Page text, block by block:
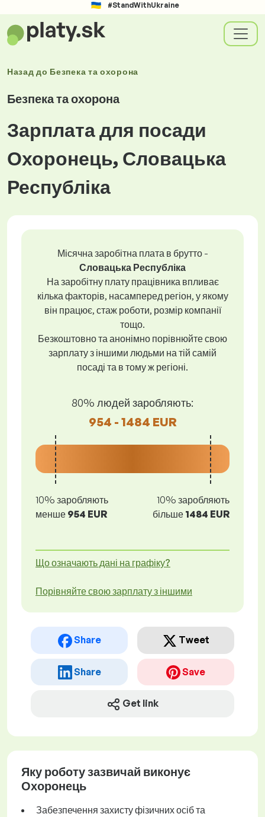
#StandWithUkraine
Назад до Безпека та охорона
Безпека та охорона
Зарплата для посади
Охоронець, Словацька
Республіка
Місячна заробітна плата в брутто -
Словацька Республіка
На заробітну плату працівника впливає
кілька факторів, насамперед регіон, у якому
він працює, стаж роботи, розмір компанії
тощо.
Безкоштовно та анонімно порівнюйте свою
зарплату з іншими людьми на тій самій
посаді та в тому ж регіоні.
80% людей заробляють:
954 - 1484 EUR
10% заробляють
менше 954 EUR
10% заробляють
більше 1484 EUR
Що означають дані на графіку?
Порівняйте свою зарплату з іншими
Share Tweet
Share Save
Get link
Яку роботу зазвичай виконує
Охоронець
Забезпечення захисту фізичних осіб та